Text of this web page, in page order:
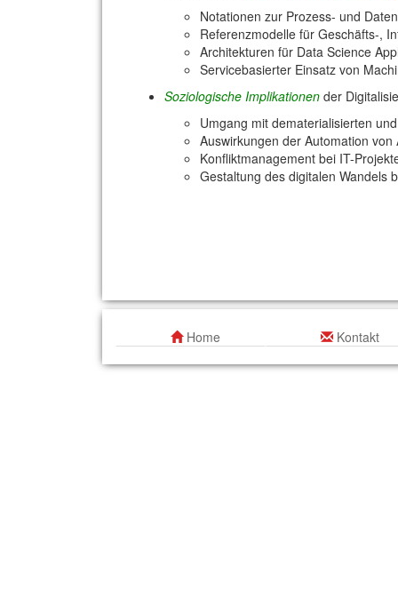
Notationen zur Prozess- und
Referenzmodelle für Geschäfts-,
Architekturen für Data Science
Servicebasierter Einsatz von
Soziologische Implikationen der
Umgang mit dematerialisierten
Auswirkungen der Automation
Konfliktmanagement bei IT-
Gestaltung des digitalen Wandels
Home Kontakt